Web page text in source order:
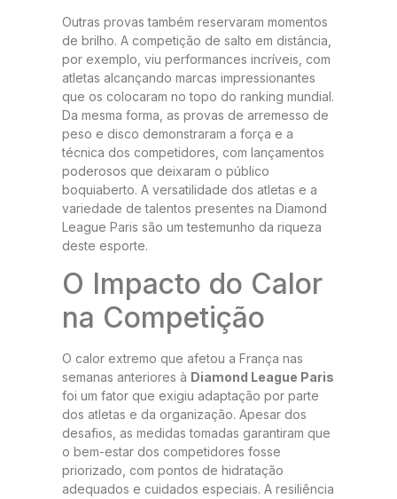
Outras provas também reservaram momentos
de brilho. A competição de salto em distância,
por exemplo, viu performances incríveis, com
atletas alcançando marcas impressionantes
que os colocaram no topo do ranking mundial.
Da mesma forma, as provas de arremesso de
peso e disco demonstraram a força e a
técnica dos competidores, com lançamentos
poderosos que deixaram o público
boquiaberto. A versatilidade dos atletas e a
variedade de talentos presentes na Diamond
League Paris são um testemunho da riqueza
deste esporte.
O Impacto do Calor
na Competição
O calor extremo que afetou a França nas
semanas anteriores à Diamond League Paris
foi um fator que exigiu adaptação por parte
dos atletas e da organização. Apesar dos
desafios, as medidas tomadas garantiram que
o bem-estar dos competidores fosse
priorizado, com pontos de hidratação
adequados e cuidados especiais. A resiliência